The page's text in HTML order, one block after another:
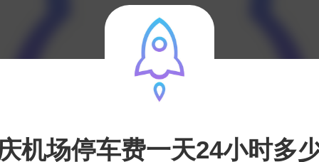
机场停车费一天24小时多